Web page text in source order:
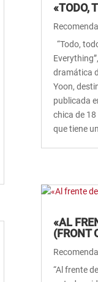
«TODO,
“Todo,
dramática
Yoon,
publicada
chica de
que tiene
«AL
(FRONT
“Al frente